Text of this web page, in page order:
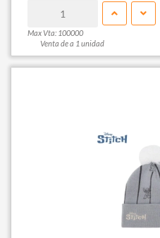
Max Vta: 100000
Venta de a 1 unidad